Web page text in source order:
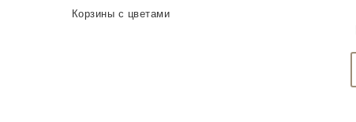
Корзины с цветами